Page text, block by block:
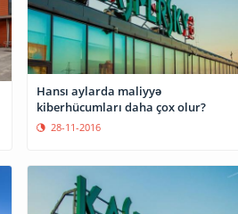
Hansı aylarda maliyyə
kiberhücumları daha çox olur?
28-11-2016